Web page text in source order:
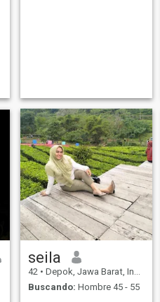
seila
42 • Depok, Jawa Barat, Indonesia
Buscando: Hombre 45 - 55